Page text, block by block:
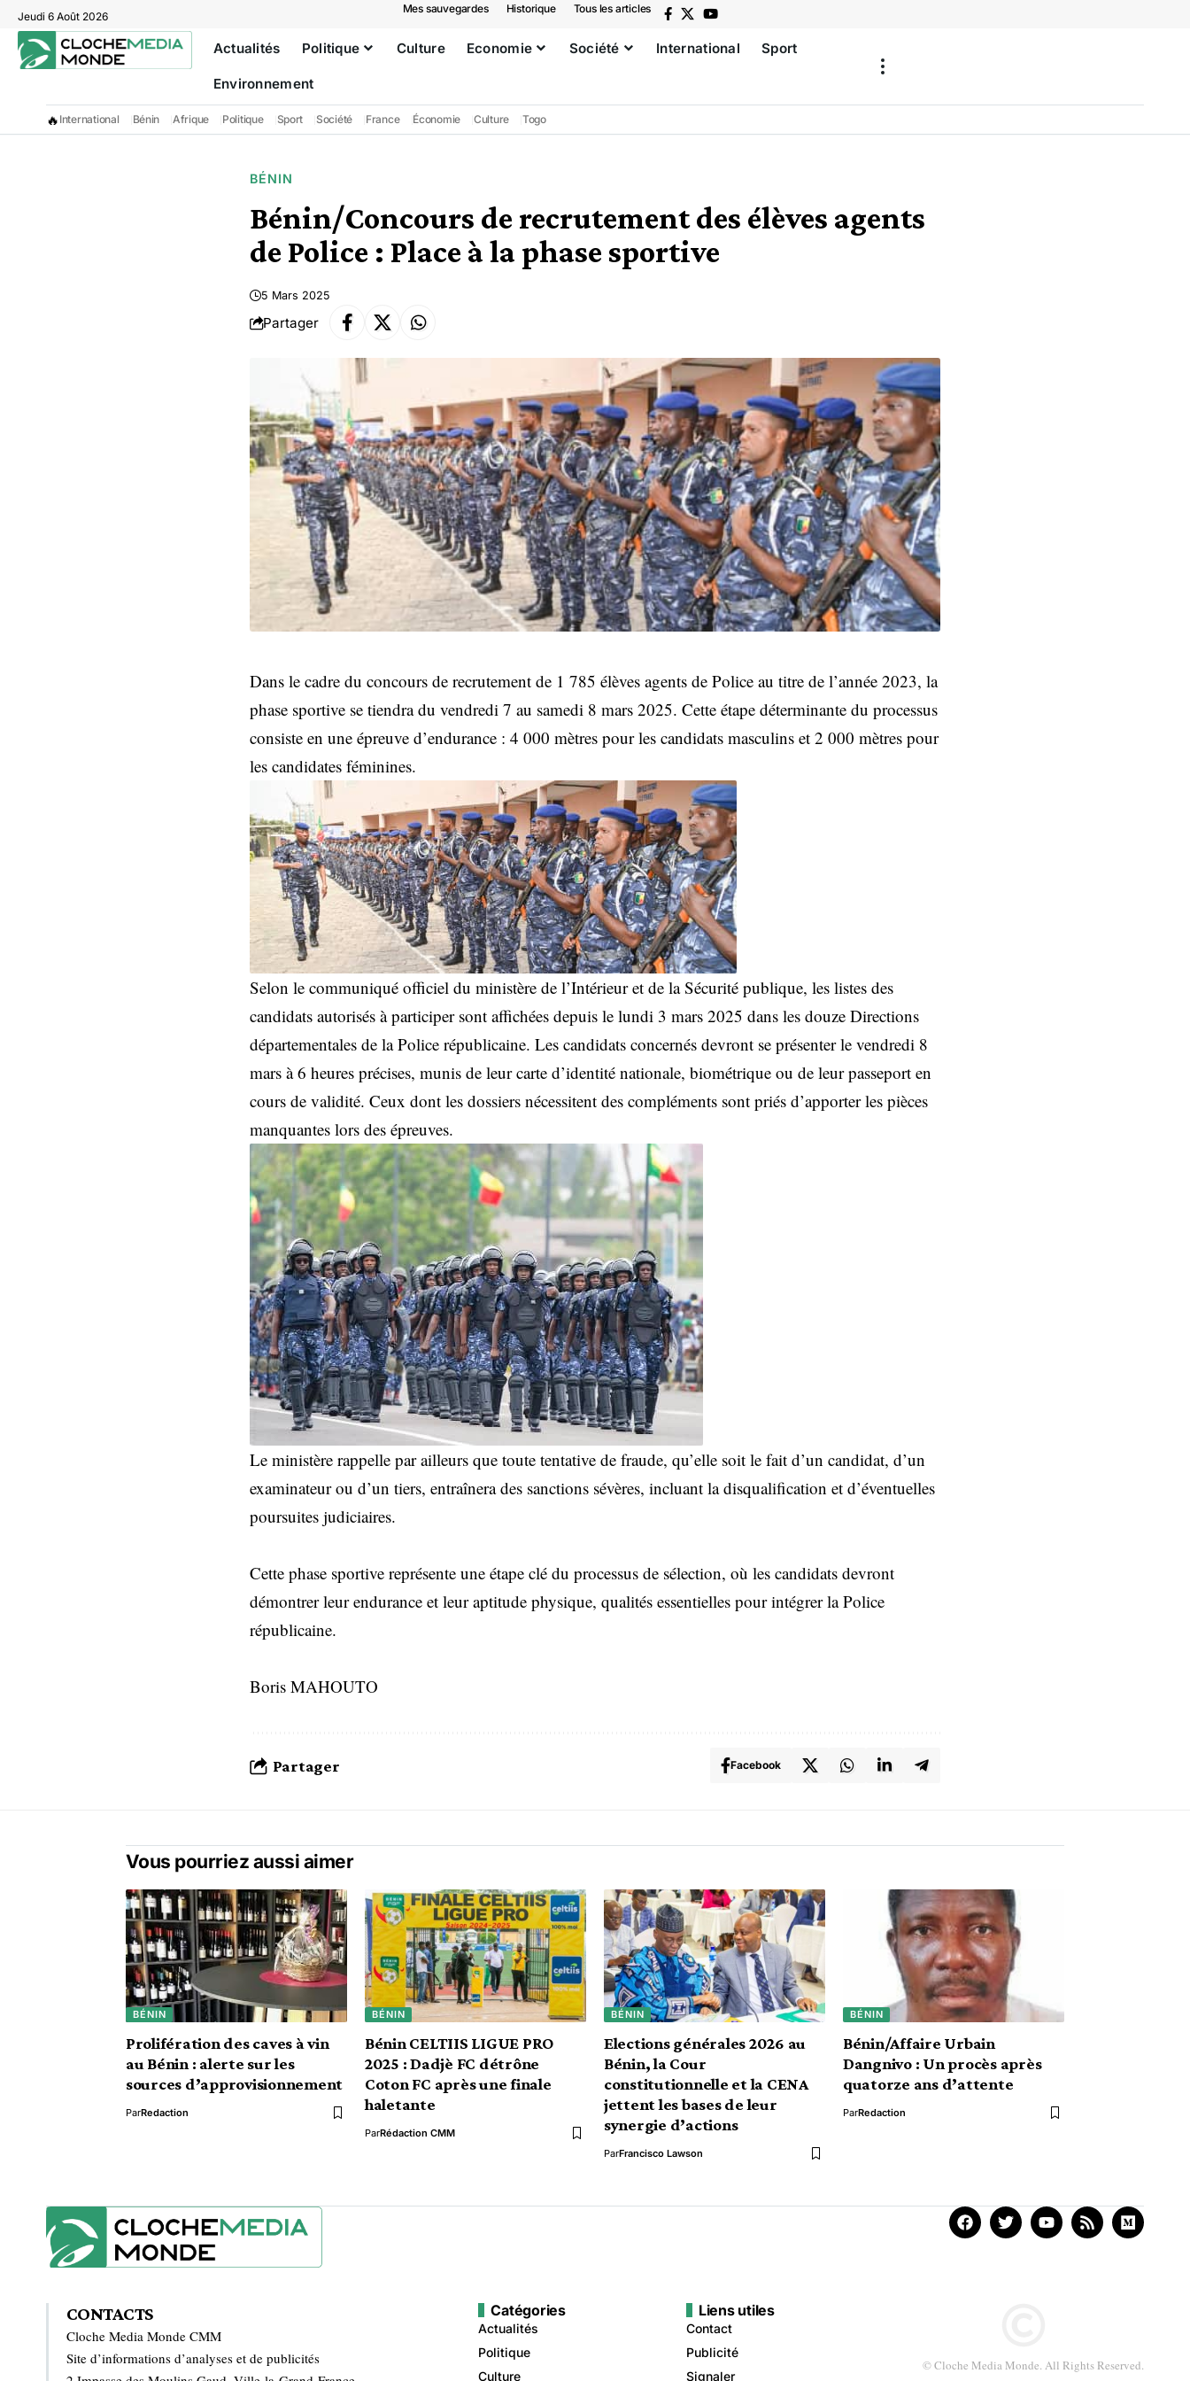
Jeudi 6 Août 2026
Mes sauvegardes Historique Tous les articles
Actualités Politique Culture Economie Société International Sport
Environnement
🔥 International Bénin Afrique Politique Sport Société France Économie Culture Togo
BÉNIN
Bénin/Concours de recrutement des élèves agents
de Police : Place à la phase sportive
5 Mars 2025
Partager
Dans le cadre du concours de recrutement de 1 785 élèves agents de Police au titre de l’année 2023, la
phase sportive se tiendra du vendredi 7 au samedi 8 mars 2025. Cette étape déterminante du processus
consiste en une épreuve d’endurance : 4 000 mètres pour les candidats masculins et 2 000 mètres pour
les candidates féminines.
Selon le communiqué officiel du ministère de l’Intérieur et de la Sécurité publique, les listes des
candidats autorisés à participer sont affichées depuis le lundi 3 mars 2025 dans les douze Directions
départementales de la Police républicaine. Les candidats concernés devront se présenter le vendredi 8
mars à 6 heures précises, munis de leur carte d’identité nationale, biométrique ou de leur passeport en
cours de validité. Ceux dont les dossiers nécessitent des compléments sont priés d’apporter les pièces
manquantes lors des épreuves.
Le ministère rappelle par ailleurs que toute tentative de fraude, qu’elle soit le fait d’un candidat, d’un
examinateur ou d’un tiers, entraînera des sanctions sévères, incluant la disqualification et d’éventuelles
poursuites judiciaires.
Cette phase sportive représente une étape clé du processus de sélection, où les candidats devront
démontrer leur endurance et leur aptitude physique, qualités essentielles pour intégrer la Police
républicaine.
Boris MAHOUTO
Partager Facebook
Vous pourriez aussi aimer
BÉNIN
Prolifération des caves à vin
au Bénin : alerte sur les
sources d’approvisionnement
ParRedaction
BÉNIN
Bénin CELTIIS LIGUE PRO
2025 : Dadjè FC détrône
Coton FC après une finale
haletante
ParRédaction CMM
BÉNIN
Elections générales 2026 au
Bénin, la Cour
constitutionnelle et la CENA
jettent les bases de leur
synergie d’actions
ParFrancisco Lawson
BÉNIN
Bénin/Affaire Urbain
Dangnivo : Un procès après
quatorze ans d’attente
ParRedaction
CONTACTS
Cloche Media Monde CMM
Site d’informations d’analyses et de publicités
Catégories
Actualités
Politique
Culture
Liens utiles
Contact
Publicité
Signaler
© Cloche Media Monde. All Rights Reserved.